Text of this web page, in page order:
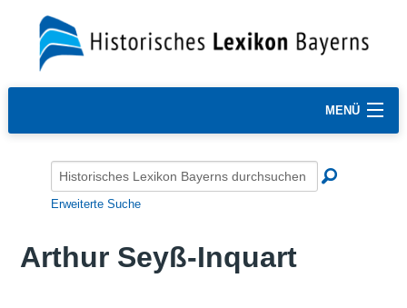
MENÜ
Erweiterte Suche
Arthur Seyß-Inquart